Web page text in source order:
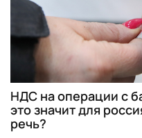
НДС на операции с
это значит для
речь?